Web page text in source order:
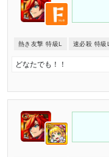
熱き友撃 特級L 速必殺 特級L
どなたでも！！